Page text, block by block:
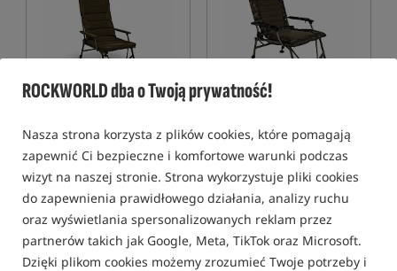
ROCKWORLD dba o Twoją prywatność!
Nasza strona korzysta z plików cookies, które pomagają
zapewnić Ci bezpieczne i komfortowe warunki podczas
wizyt na naszej stronie. Strona wykorzystuje pliki cookies
do zapewnienia prawidłowego działania, analizy ruchu
oraz wyświetlania spersonalizowanych reklam przez
partnerów takich jak Google, Meta, TikTok oraz Microsoft.
Dzięki plikom cookies możemy zrozumieć Twoje potrzeby i
Leveltech Hi-Back Recliner
Chair
Fotel karpiowy z wysokim, regulowanym oparciem serii Benchmark Leveltech
1 191,49PLN
1 304,99
Min. cena z 30 dni przed
obniżką: 1119.99
KUP
Chair
Krzesło karpiowe
914,99PLN
Cena kat.: 1 192,49
Min. cena z 30 dni przed
obniżką: 914.99
KUP